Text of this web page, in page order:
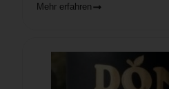
Mehr erfahren